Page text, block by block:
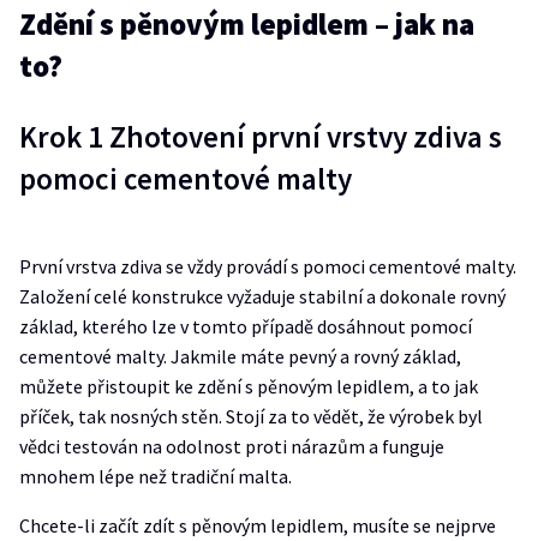
Zdění s pěnovým lepidlem – jak na
to?
Krok 1 Zhotovení první vrstvy zdiva s
pomoci cementové malty
První vrstva zdiva se vždy provádí s pomoci cementové malty.
Založení celé konstrukce vyžaduje stabilní a dokonale rovný
základ, kterého lze v tomto případě dosáhnout pomocí
cementové malty. Jakmile máte pevný a rovný základ,
můžete přistoupit ke zdění s pěnovým lepidlem, a to jak
příček, tak nosných stěn. Stojí za to vědět, že výrobek byl
vědci testován na odolnost proti nárazům a funguje
mnohem lépe než tradiční malta.
Chcete-li začít zdít s pěnovým lepidlem, musíte se nejprve